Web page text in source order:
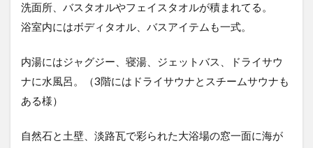
洗面所、バスタオルやフェイスタオルが積まれてる。
浴室内にはボディタオル、バスアイテムも一式。
内湯にはジャグジー、寝湯、ジェットバス、ドライサウ
ナに水風呂。（3階にはドライサウナとスチームサウナも
ある様）
自然石と土壁、淡路瓦で彩られた大浴場の窓一面に海が